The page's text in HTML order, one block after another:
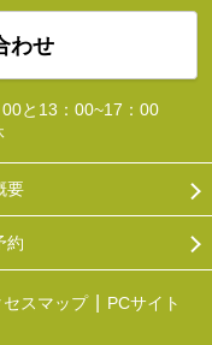
わせ
と13：00~17：00
要
約
セスマップ PCサイト